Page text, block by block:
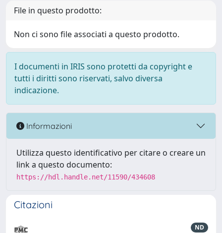
File in questo prodotto:
Non ci sono file associati a questo prodotto.
I documenti in IRIS sono protetti da copyright e
tutti i diritti sono riservati, salvo diversa
indicazione.
Informazioni
Utilizza questo identificativo per citare o creare un
link a questo documento:
https://hdl.handle.net/11590/434608
Citazioni
ND